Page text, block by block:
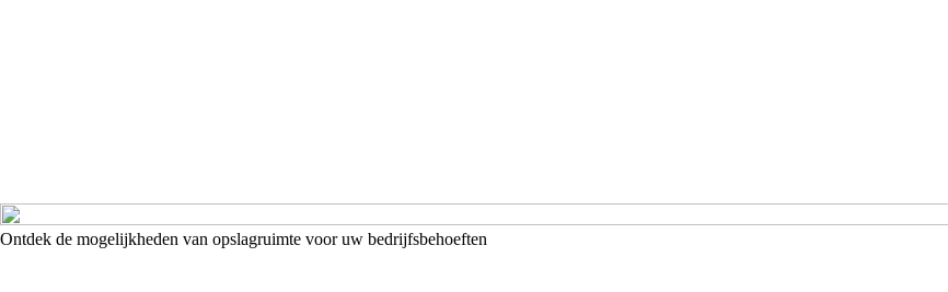
Ontdek de mogelijkheden van opslagruimte voor uw bedrijfsbehoeften